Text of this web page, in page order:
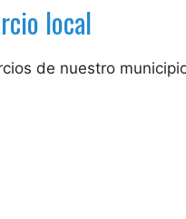
local
de nuestro